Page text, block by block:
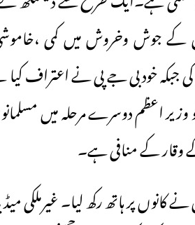
جوش وخروش میں کمی
جبکہ خود بی جے پی نے اعتراف
وزیر اعظم دوسرے مرحلہ میں
کے منافی ہے۔
پر ہاتھ رکھ لیا۔ غیرملکی